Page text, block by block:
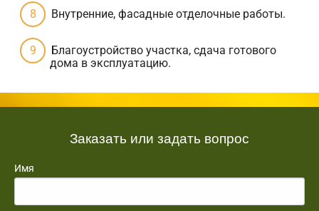
Внутренние, фасадные отделочные работы.
Благоустройство участка, сдача готового
дома в эксплуатацию.
Заказать или задать вопрос
Имя